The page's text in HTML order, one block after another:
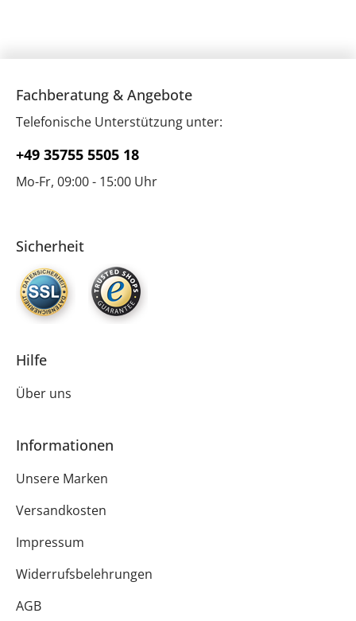
Fachberatung & Angebote
Telefonische Unterstützung unter:
+49 35755 5505 18
Mo-Fr, 09:00 - 15:00 Uhr
Sicherheit
Hilfe
Über uns
Informationen
Unsere Marken
Versandkosten
Impressum
Widerrufsbelehrungen
AGB